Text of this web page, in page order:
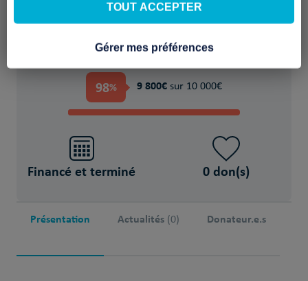
63 Personne(s) en situation de précarité
PROJET FINANCÉ !
98% 9 800€ sur 10 000€
Financé et terminé 0 don(s)
Présentation Actualités (0) Donateur.e.s
TOUT ACCEPTER
Gérer mes préférences